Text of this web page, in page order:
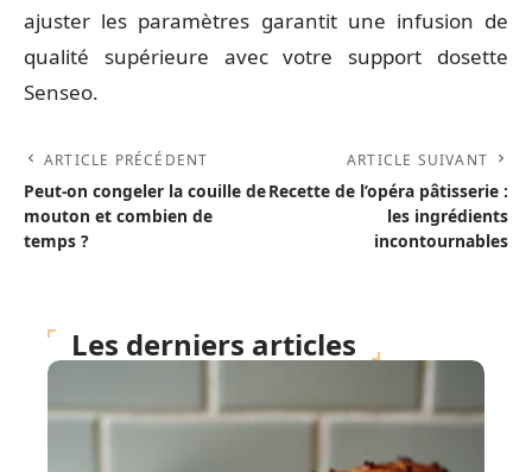
ajuster les paramètres garantit une infusion de
qualité supérieure avec votre support dosette
Senseo.
ARTICLE PRÉCÉDENT
Peut-on congeler la couille de
mouton et combien de
temps ?
ARTICLE SUIVANT
Recette de l’opéra pâtisserie :
les ingrédients
incontournables
Les derniers articles